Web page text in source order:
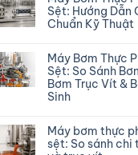
Sệt: Hướng Dẫn
Chuẩn Kỹ Thuật
Máy Bơm Thực
Sệt: So Sánh
Bơm Trục Vít &
Sinh
Máy bơm thực
sệt: So sánh chi